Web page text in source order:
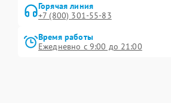
Горячая линия
+7 (800) 301-55-83
Время работы
Ежедневно с 9:00 до 21:00